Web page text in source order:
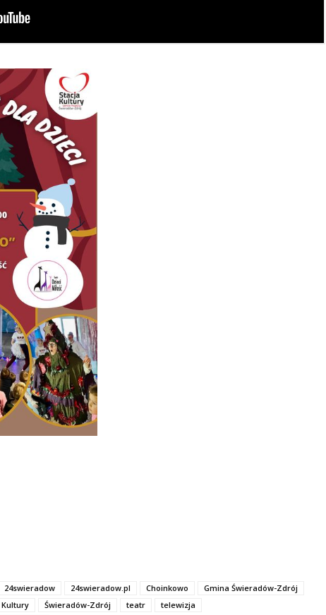
24swieradow 24swieradow.pl Choinkowo
Gmina Świeradów-Zdrój
Świeradów-Zdrój teatr
telewizja